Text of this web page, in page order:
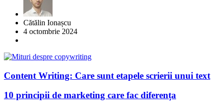
Cătălin Ionașcu
4 octombrie 2024
Content Writing: Care sunt etapele scrierii unui text
10 principii de marketing care fac diferența